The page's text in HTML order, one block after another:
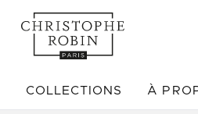
Accédez au sous-menu (DÉCOUVRIR) Accédez au sous-
COLLECTIONS À